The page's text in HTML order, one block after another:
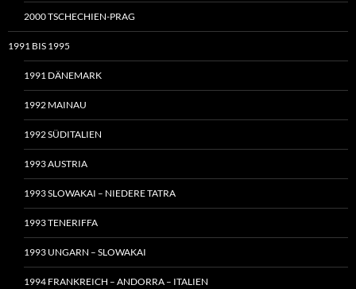
2000 TSCHECHIEN-PRAG
1991 BIS 1995
1991 DÄNEMARK
1992 MAINAU
1992 SÜDITALIEN
1993 AUSTRIA
1993 SLOWAKAI – NIEDERE TATRA
1993 TENERIFFA
1993 UNGARN – SLOWAKAI
1994 FRANKREICH – ANDORRA – ITALIEN